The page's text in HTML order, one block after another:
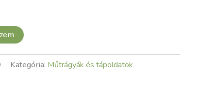
Kategória: Műtrágyák és tápoldatok